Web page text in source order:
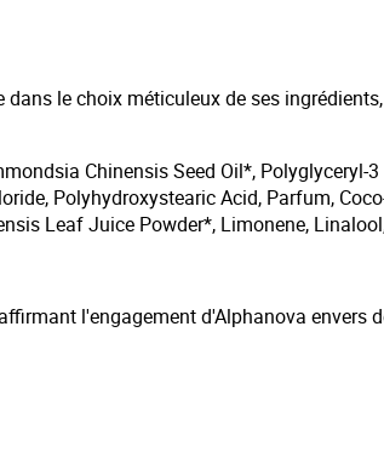
dans le choix méticuleux de ses
Chinensis Seed Oil*, Polyglyceryl-
Polyhydroxystearic Acid, Parfum,
Leaf Juice Powder*, Limonene,
l'engagement d'Alphanova envers